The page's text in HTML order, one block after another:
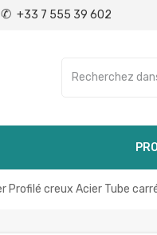
✆ +33 7 555 39 602
Profilé creux Acier Tube